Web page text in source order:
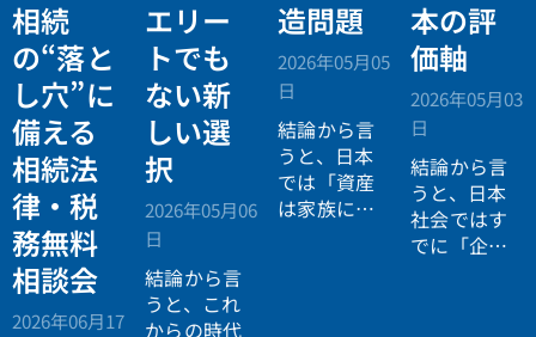
相続
の“落と
し穴”に
備える
相続法
律・税
務無料
相談会
2026年06月17
エリー
トでも
ない新
しい選
択
2026年05月06
日
結論から言
うと、これ
からの時代
造問題
2026年05月05
日
結論から言
うと、日本
では「資産
は家族に引
本の評
価軸
2026年05月03
日
結論から言
うと、日本
社会ではす
でに「企業